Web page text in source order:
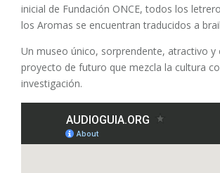
inicial de Fundación ONCE, todos los
los Aromas se encuentran traducidos a
Un museo único, sorprendente, atractivo y
proyecto de futuro que mezcla la cultura
investigación.